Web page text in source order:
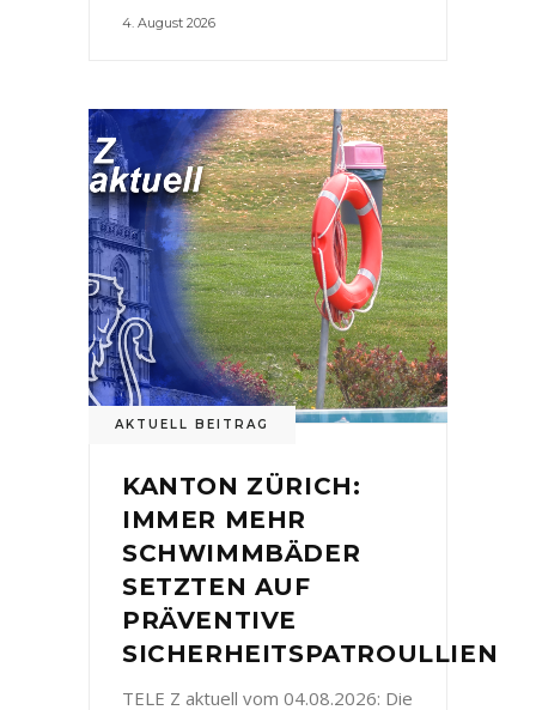
4. August 2026
AKTUELL BEITRAG
KANTON ZÜRICH:
IMMER MEHR
SCHWIMMBÄDER
SETZTEN AUF
PRÄVENTIVE
SICHERHEITSPATROULLIEN
TELE Z aktuell vom 04.08.2026: Die